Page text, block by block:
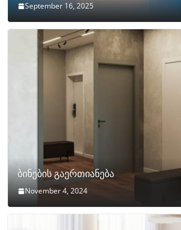
September 16, 2025
ბინების გაერთიანება
November 4, 2024